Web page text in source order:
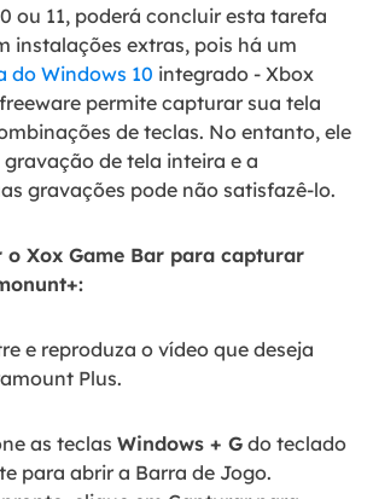
ou 11, poderá concluir esta tarefa
instalações extras, pois há um
do Windows 10 integrado - Xbox
permite capturar sua tela
de teclas. No entanto, ele
de tela inteira e a
gravações pode não satisfazê-lo.
o Xox Game Bar para capturar
e reproduza o vídeo que deseja
Plus.
as teclas Windows + Gdo teclado
para abrir a Barra de Jogo.